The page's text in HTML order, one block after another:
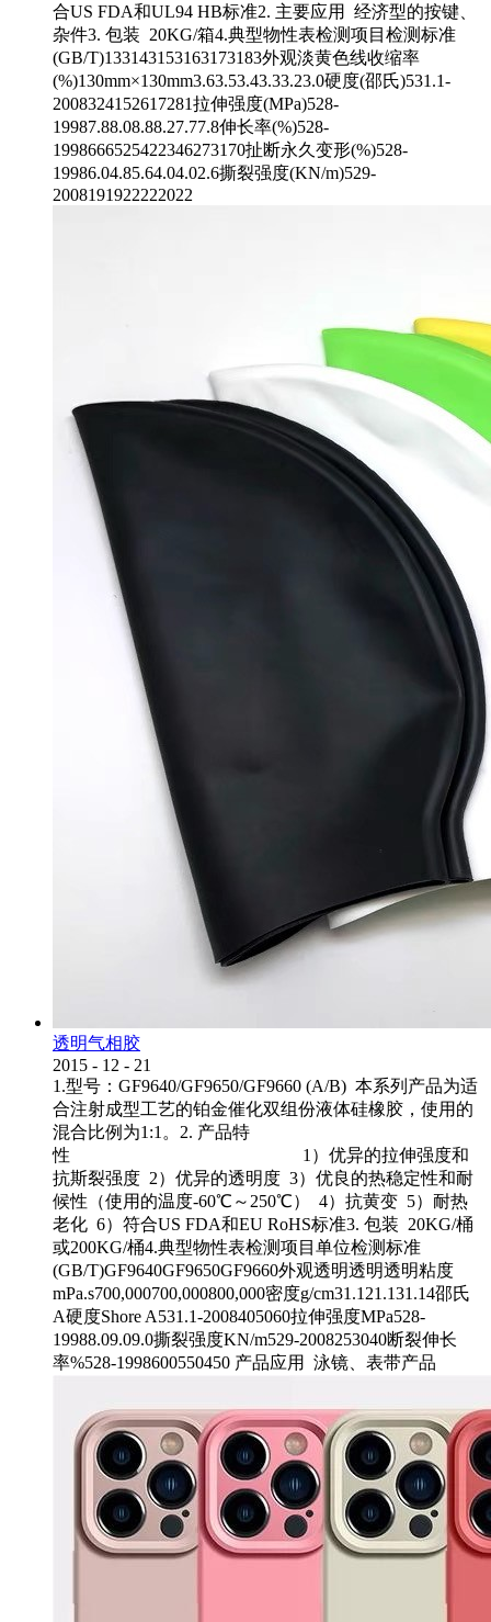
合US FDA和UL94 HB标准2. 主要应用 经济型的按键、
杂件3. 包装 20KG/箱4.典型物性表检测项目检测标准
(GB/T)133143153163173183外观淡黄色线收缩率
(%)130mm×130mm3.63.53.43.33.23.0硬度(邵氏)531.1-
2008324152617281拉伸强度(MPa)528-
19987.88.08.88.27.77.8伸长率(%)528-
1998666525422346273170扯断永久变形(%)528-
19986.04.85.64.04.02.6撕裂强度(KN/m)529-
2008191922222022
透明气相胶
2015 - 12 - 21
1.型号：GF9640/GF9650/GF9660 (A/B) 本系列产品为适
合注射成型工艺的铂金催化双组份液体硅橡胶，使用的
混合比例为1:1。2. 产品特
性 1）优异的拉伸强度和
抗斯裂强度 2）优异的透明度 3）优良的热稳定性和耐
候性（使用的温度-60℃～250℃） 4）抗黄变 5）耐热
老化 6）符合US FDA和EU RoHS标准3. 包装 20KG/桶
或200KG/桶4.典型物性表检测项目单位检测标准
(GB/T)GF9640GF9650GF9660外观透明透明透明粘度
mPa.s700,000700,000800,000密度g/cm31.121.131.14邵氏
A硬度Shore A531.1-2008405060拉伸强度MPa528-
19988.09.09.0撕裂强度KN/m529-2008253040断裂伸长
率%528-1998600550450 产品应用 泳镜、表带产品